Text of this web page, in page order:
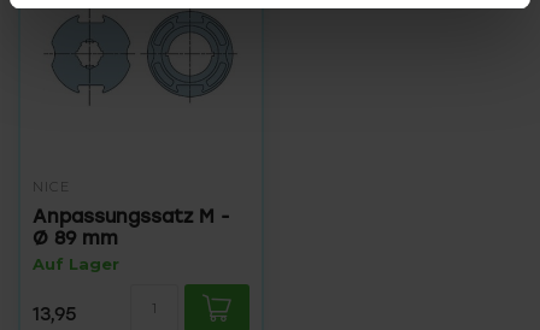
NICE
Anpassungssatz M -
Ø 89 mm
Auf Lager
13,95